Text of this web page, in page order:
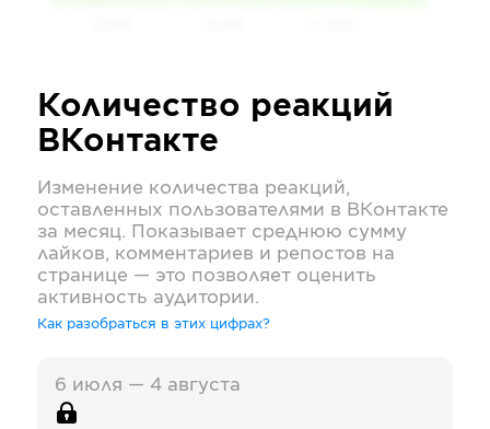
Количество реакций
ВКонтакте
Изменение количества реакций,
оставленных пользователями в ВКонтакте
за месяц. Показывает среднюю сумму
лайков, комментариев и репостов на
странице — это позволяет оценить
активность аудитории.
Как разобраться в этих цифрах?
6 июля — 4 августа